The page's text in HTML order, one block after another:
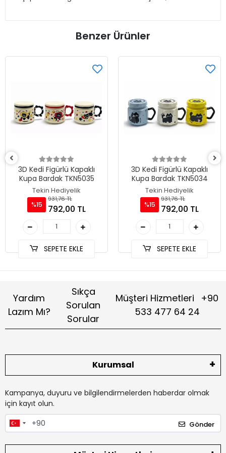
Benzer Ürünler
3D Kedi Figürlü Kapaklı
Kupa Bardak TKN5035
Tekin Hediyelik
%15
931,76 TL
792,00 TL
SEPETE EKLE
3D Kedi Figürlü Kapaklı
Kupa Bardak TKN5034
Tekin Hediyelik
%15
931,76 TL
792,00 TL
SEPETE EKLE
Yardım
Lazım Mı?
Sıkça
Sorulan
Sorular
Müşteri Hizmetleri
+90
533 477 64 24
Kurumsal
Kampanya, duyuru ve bilgilendirmelerden haberdar olmak
için kayıt olun.
Gönder